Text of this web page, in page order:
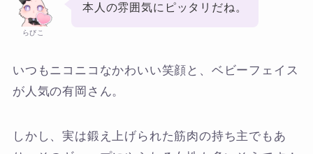
らびこ
本人の雰囲気にピッタリだね。
いつもニコニコなかわいい笑顔と、ベビーフェイス
が人気の有岡さん。
しかし、実は鍛え上げられた筋肉の持ち主でもあ